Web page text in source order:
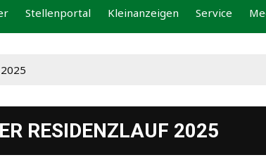
Stellenportal Kleinanzeigen Service
RESIDENZLAUF 2025